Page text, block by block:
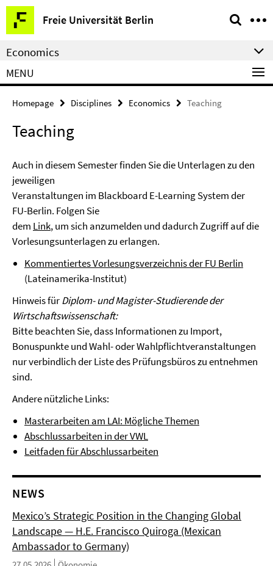
Springe
direkt
zu
Inhalt
Freie Universität Berlin
Service
Navigation
Economics
MENU
Homepage Disciplines Economics Teaching
Teaching
Auch in diesem Semester finden Sie die Unterlagen zu den
jeweiligen
Veranstaltungen im Blackboard E-Learning System der
FU-Berlin. Folgen Sie
dem Link, um sich anzumelden und dadurch Zugriff auf die
Vorlesungsunterlagen zu erlangen.
Kommentiertes Vorlesungsverzeichnis der FU Berlin
(Lateinamerika-Institut)
Hinweis fürDiplom- und Magister-Studierende der
Wirtschaftswissenschaft:
Bitte beachten Sie, dass Informationen zu Import,
Bonuspunkte und Wahl- oder Wahlpflichtveranstaltungen
nur verbindlich der Liste des Prüfungsbüros zu entnehmen
sind.
Andere nützliche Links:
Masterarbeiten am LAI: Mögliche Themen
Abschlussarbeiten in der VWL
Leitfaden für Abschlussarbeiten
NEWS
Mexico’s Strategic Position in the Changing Global
Landscape — H.E. Francisco Quiroga (Mexican
Ambassador to Germany)